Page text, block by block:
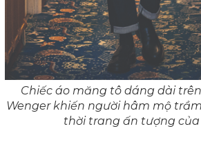
Chiếc áo măng tô dáng dài
Wenger khiến người hâm mộ
thời trang ấn tượng của